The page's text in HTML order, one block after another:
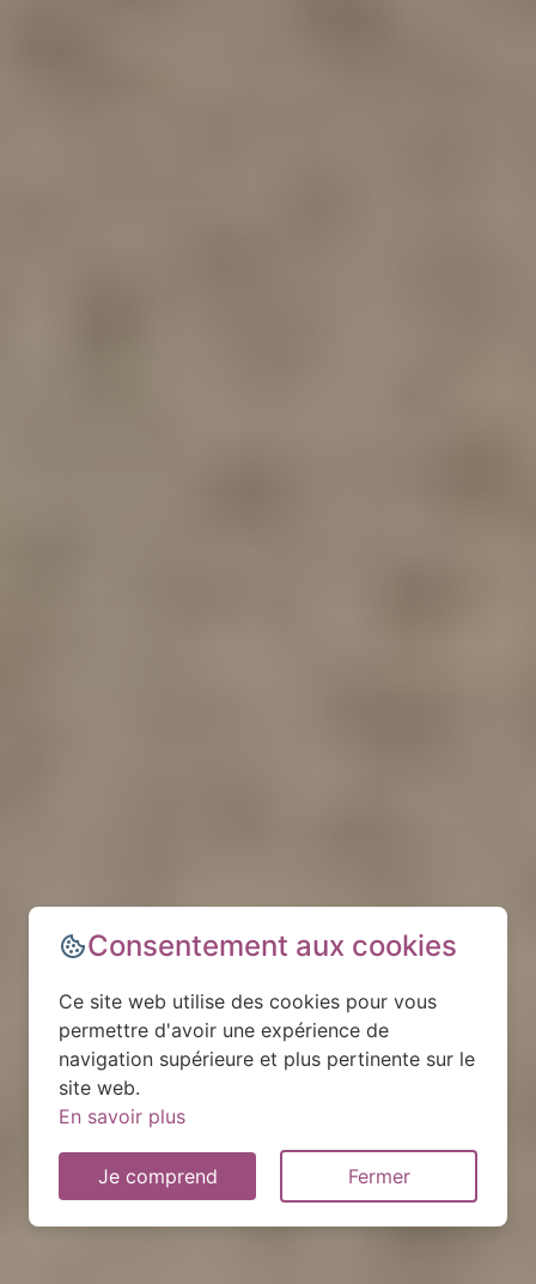
Consentement aux cookies
Ce site web utilise des cookies pour vous
permettre d'avoir une expérience de
navigation supérieure et plus pertinente sur le
site web.
En savoir plus
Je comprend Fermer